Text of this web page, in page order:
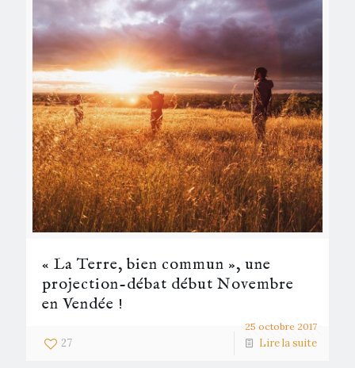
25 octobre 2017
« La Terre, bien commun », une
projection-débat début Novembre
en Vendée !
27 Lire la suite